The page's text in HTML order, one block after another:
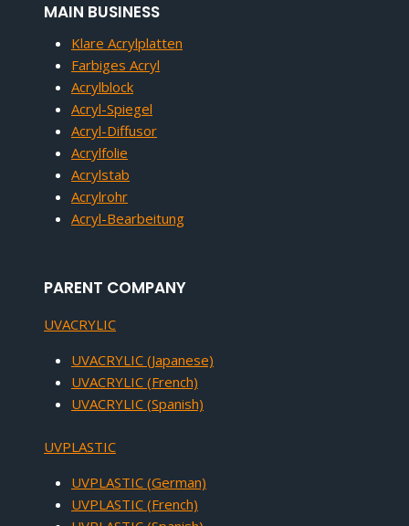
MAIN BUSINESS
Klare Acrylplatten
Farbiges Acryl
Acrylblock
Acryl-Spiegel
Acryl-Diffusor
Acrylfolie
Acrylstab
Acrylrohr
Acryl-Bearbeitung
PARENT COMPANY
UVACRYLIC
UVACRYLIC (Japanese)
UVACRYLIC (French)
UVACRYLIC (Spanish)
UVPLASTIC
UVPLASTIC (German)
UVPLASTIC (French)